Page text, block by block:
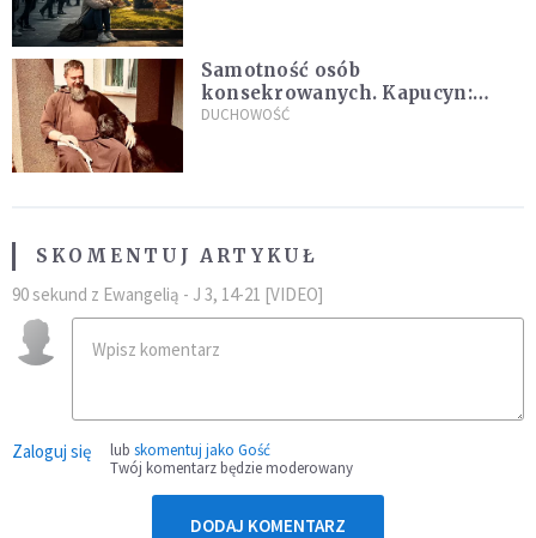
Samotność osób
konsekrowanych. Kapucyn:
Życie w pojedynkę rzadko jest
DUCHOWOŚĆ
SKOMENTUJ ARTYKUŁ
90 sekund z Ewangelią - J 3, 14-21 [VIDEO]
Zaloguj się lub skomentuj jako Gość
Twój komentarz będzie moderowany
DODAJ KOMENTARZ